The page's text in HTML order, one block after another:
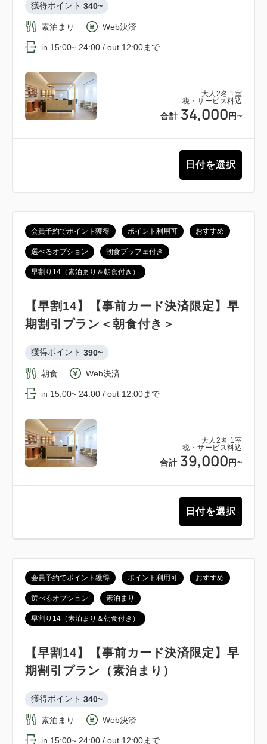
大人 2名 1 室
税・サービス料込
合計 34,000 円~
獲得ポイント 340~
素泊まり Web決済
in 15:00~ 24:00 / out 12:00まで
日付を選択
大人 2名 1 室
税・サービス料込
合計 39,000 円~
会員予約でポイント獲得 ポイント利用可 おすすめ
選べるオプション 朝食ブッフェ付き
早割り14（素泊まり＆朝食付き）
【早割14】【事前カード決済限定】早
期割引プラン＜朝食付き＞
獲得ポイント 390~
朝食 Web決済
in 15:00~ 24:00 / out 12:00まで
日付を選択
会員予約でポイント獲得 ポイント利用可 おすすめ
選べるオプション 素泊まり
早割り14（素泊まり＆朝食付き）
【早割14】【事前カード決済限定】早
期割引プラン（素泊まり）
獲得ポイント 340~
素泊まり Web決済
in 15:00~ 24:00 / out 12:00まで